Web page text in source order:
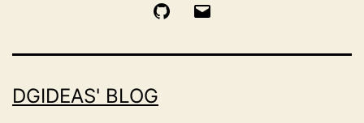
GitHub
DGIDEAS' BLOG